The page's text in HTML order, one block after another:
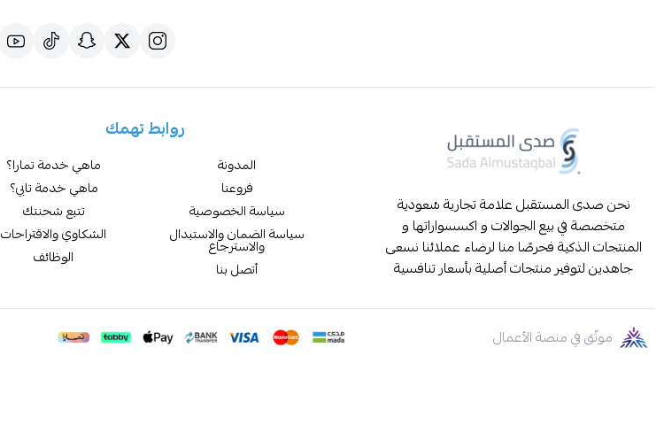
نحن صدى المستقبل علامة تجارية سُعودية
متخصصة في بيع الجوالات و اكسسواراتها و
المنتجات الذكية فحرصًا منا لرضاء عملائنا نسعى
جاهدين لتوفير منتجات أصلية بأسعار تنافسية
روابط تهمك
المدونة
فروعنا
سياسة الخصوصية
سياسة الضمان والاستبدال
والاسترجاع
أتصل بنا
ماهي خدمة تمارا؟
ماهي خدمة تابي؟
تتبع شحنتك
الشكاوي والاقتراحات
الوظائف
موثّق في منصة الأعمال